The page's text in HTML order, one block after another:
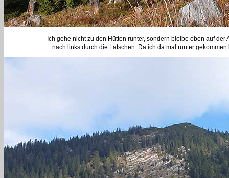
Ich gehe nicht zu den Hütten runter, sondern bleibe oben auf
nach links durch die Latschen. Da ich da mal runter